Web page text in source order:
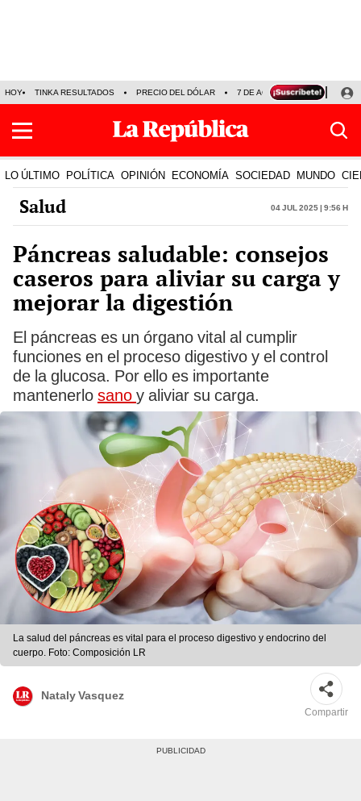
HOY TINKA RESULTADOS PRECIO DEL DÓLAR 7 DE AGOSTO OLLANTA
LO ÚLTIMO POLÍTICA OPINIÓN ECONOMÍA SOCIEDAD MUNDO
Salud 04 Jul 2025 | 9:56 h
Páncreas saludable: consejos
caseros para aliviar su carga y
mejorar la digestión
El páncreas es un órgano vital al cumplir
funciones en el proceso digestivo y el control
de la glucosa. Por ello es importante
mantenerlo sano y aliviar su carga.
La salud del páncreas es vital para el proceso digestivo y endocrino del
cuerpo. Foto: Composición LR
Nataly Vasquez
Compartir